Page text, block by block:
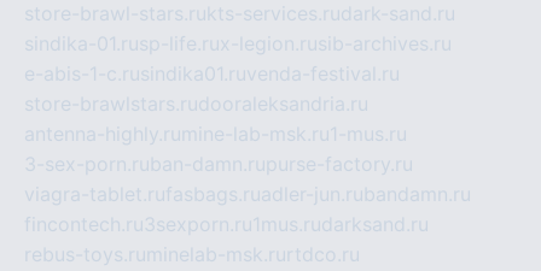
store-brawl-stars.rukts-services.rudark-sand.ru
sindika-01.rusp-life.rux-legion.rusib-archives.ru
e-abis-1-c.rusindika01.ruvenda-festival.ru
store-brawlstars.rudooraleksandria.ru
antenna-highly.ru mine-lab-msk.ru1-mus.ru
3-sex-porn.ruban-damn.rupurse-factory.ru
viagra-tablet.rufasbags.ruadler-jun.rubandamn.ru
fincontech.ru3sexporn.ru1mus.rudarksand.ru
rebus-toys.ru minelab-msk.ru rtdco.ru